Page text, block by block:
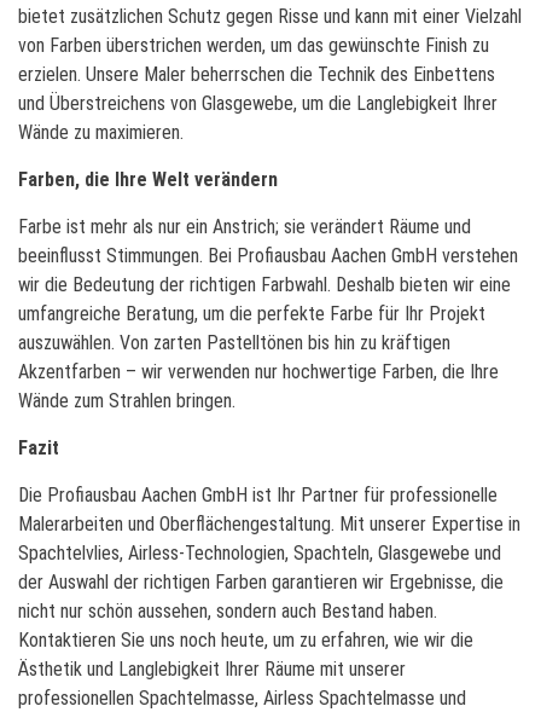
bietet zusätzlichen Schutz gegen Risse und kann mit einer Vielzahl
von Farben überstrichen werden, um das gewünschte Finish zu
erzielen. Unsere Maler beherrschen die Technik des Einbettens
und Überstreichens von Glasgewebe, um die Langlebigkeit Ihrer
Wände zu maximieren.
Farben, die Ihre Welt verändern
Farbe ist mehr als nur ein Anstrich; sie verändert Räume und
beeinflusst Stimmungen. Bei Profiausbau Aachen GmbH verstehen
wir die Bedeutung der richtigen Farbwahl. Deshalb bieten wir eine
umfangreiche Beratung, um die perfekte Farbe für Ihr Projekt
auszuwählen. Von zarten Pastelltönen bis hin zu kräftigen
Akzentfarben – wir verwenden nur hochwertige Farben, die Ihre
Wände zum Strahlen bringen.
Fazit
Die Profiausbau Aachen GmbH ist Ihr Partner für professionelle
Malerarbeiten und Oberflächengestaltung. Mit unserer Expertise in
Spachtelvlies, Airless-Technologien, Spachteln, Glasgewebe und
der Auswahl der richtigen Farben garantieren wir Ergebnisse, die
nicht nur schön aussehen, sondern auch Bestand haben.
Kontaktieren Sie uns noch heute, um zu erfahren, wie wir die
Ästhetik und Langlebigkeit Ihrer Räume mit unserer
professionellen Spachtelmasse, Airless Spachtelmasse und